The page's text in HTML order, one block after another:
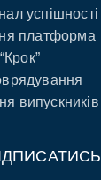
успішності
платформа
випускників